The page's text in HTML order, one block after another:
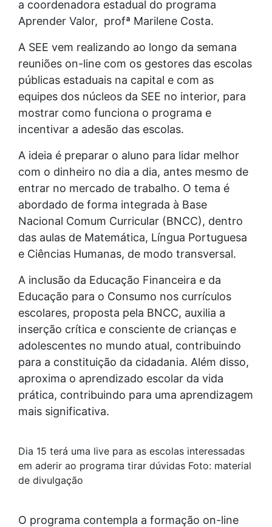
a coordenadora estadual do programa
Aprender Valor, profª Marilene Costa.
A SEE vem realizando ao longo da semana
reuniões on-line com os gestores das escolas
públicas estaduais na capital e com as
equipes dos núcleos da SEE no interior, para
mostrar como funciona o programa e
incentivar a adesão das escolas.
A ideia é preparar o aluno para lidar melhor
com o dinheiro no dia a dia, antes mesmo de
entrar no mercado de trabalho. O tema é
abordado de forma integrada à Base
Nacional Comum Curricular (BNCC), dentro
das aulas de Matemática, Língua Portuguesa
e Ciências Humanas, de modo transversal.
A inclusão da Educação Financeira e da
Educação para o Consumo nos currículos
escolares, proposta pela BNCC, auxilia a
inserção crítica e consciente de crianças e
adolescentes no mundo atual, contribuindo
para a constituição da cidadania. Além disso,
aproxima o aprendizado escolar da vida
prática, contribuindo para uma aprendizagem
mais significativa.
Dia 15 terá uma live para as escolas interessadas
em aderir ao programa tirar dúvidas Foto: material
de divulgação
O programa contempla a formação on-line